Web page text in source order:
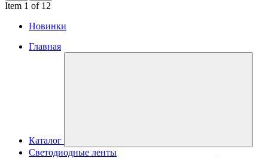
Item 1 of 12
Новинки
Главная
Каталог
Светодиодные ленты